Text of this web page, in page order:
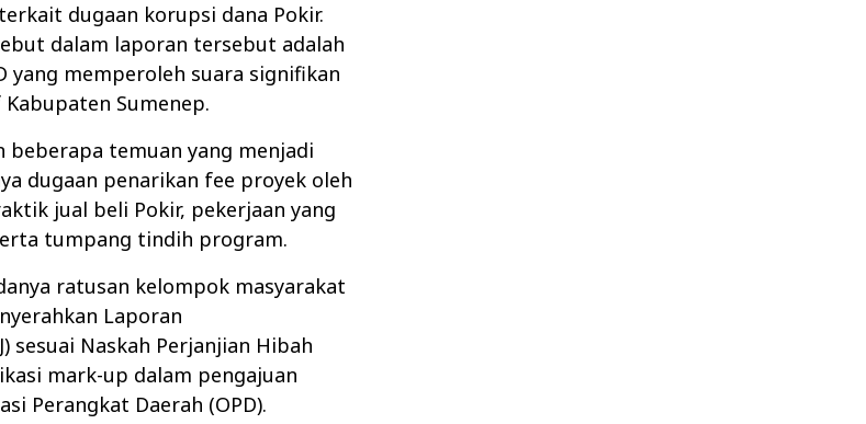
dugaan korupsi dana Pokir.
dalam laporan tersebut adalah
yang memperoleh suara signifikan
Sumenep.
beberapa temuan yang menjadi
dugaan penarikan fee proyek oleh
jual beli Pokir, pekerjaan yang
tumpang tindih program.
ratusan kelompok masyarakat
Laporan
sesuai Naskah Perjanjian Hibah
mark-up dalam pengajuan
Perangkat Daerah (OPD).